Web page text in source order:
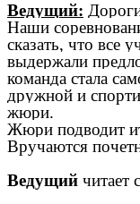
Ведущий:
Наши
сказать, что все
выдержали
команда стала
дружной и
жюри.
Жюри подводит
Вручаются
Ведущий читает